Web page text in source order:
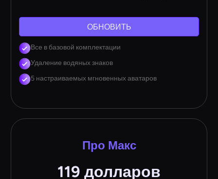
ОБНОВИТЬ
Все в базовой комплектации
Удаление водяных знаков
5 настраиваемых мгновенных аватаров
Про Макс
119 долларов